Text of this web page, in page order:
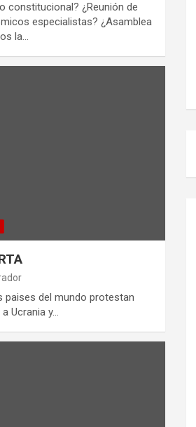
constitucional? ¿Reunión de
especialistas? ¿Asamblea
la…
paises del mundo protestan
Ucrania y…